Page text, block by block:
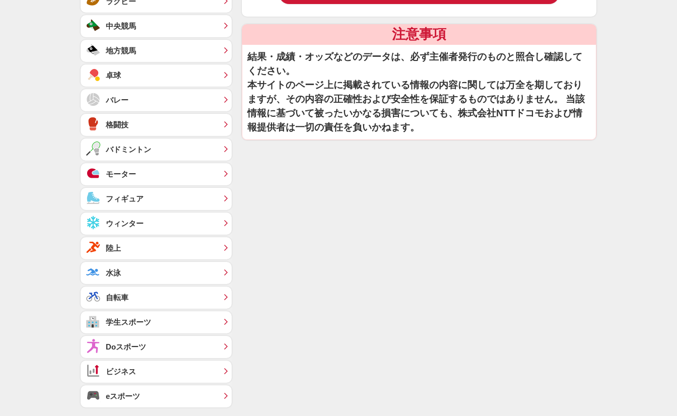
注意事項
結果・成績・オッズなどのデータは、必ず主催者発行のものと照合し確認して
ください。
本サイトのページ上に掲載されている情報の内容に関しては万全を期しており
ますが、その内容の正確性および安全性を保証するものではありません。 当該
情報に基づいて被ったいかなる損害についても、株式会社NTTドコモおよび情
報提供者は一切の責任を負いかねます。
中央競馬
地方競馬
卓球
バレー
格闘技
バドミントン
モーター
フィギュア
ウィンター
陸上
水泳
自転車
学生スポーツ
Doスポーツ
ビジネス
eスポーツ